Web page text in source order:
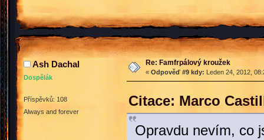
Ash Dachal
Dospělák
Příspěvků: 108
Always and forever
Re: Famfrpálový kroužek
« Odpověď #9 kdy: Leden 24, 2012,
Citace: Marco
Opravdu nevím, co